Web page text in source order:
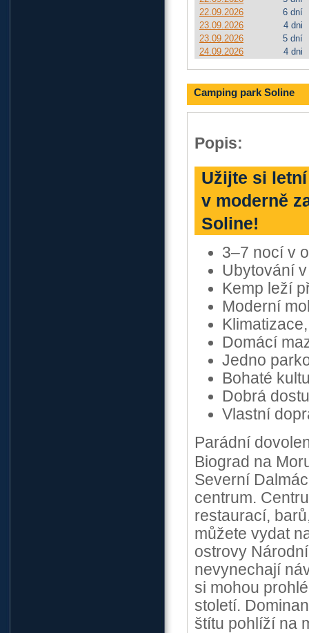
22.09.2026
6 dní
23.09.2026
4 dni
23.09.2026
5 dní
24.09.2026
4 dni
Camping park Soline
Popis:
Užijte si
v moderně
Soline!
3–7 nocí v
Ubytování
Kemp leží
Moderní
Domácí
Jedno
Bohaté
Dobrá
Vlastní
Parádní
Biograd na
Severní
centrum.
restaurací,
můžete vydat
ostrovy
nevynechají
si mohou
století.
štítu pohlíží na